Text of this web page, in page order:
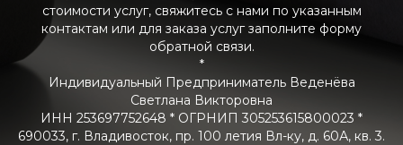
стоимости услуг, свяжитесь с нами по указанным
контактам или для заказа услуг заполните форму
обратной связи.
*
Индивидуальный Предприниматель Веденёва
Светлана Викторовна
ИНН 253697752648 * ОГРНИП 305253615800023 *
690033, г. Владивосток, пр. 100 летия Вл-ку, д. 60А, кв. 3.